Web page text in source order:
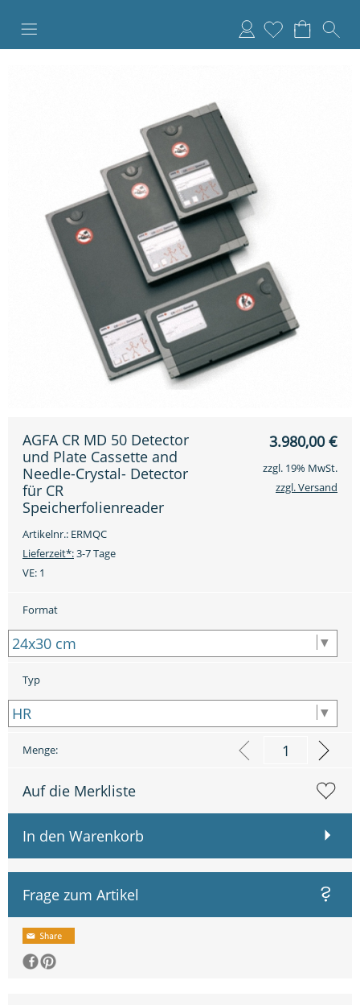
Anmelden
3.980,00€
AGFA CR MD 50 Detector
und Plate Cassette and
Needle-Crystal- Detector
für CR
Speicherfolienreader
Artikelnr.: ERMQC
Lieferzeit*:3-7 Tage
VE: 1
zzgl. 19% MwSt.
zzgl. Versand
Format
Typ
Menge:
Auf die Merkliste
In den Warenkorb
Frage zum Artikel